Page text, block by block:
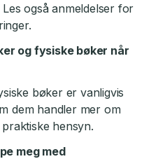
også anmeldelser for
og fysiske bøker når
bøker er vanligvis
dem handler mer om
hensyn.
meg med